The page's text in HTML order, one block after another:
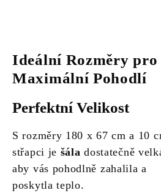
Ideální Rozměry pro
Maximální Pohodlí
Perfektní Velikost
S rozměry 180 x 67 cm a 10
střapci je šála dostatečně
aby vás pohodlně zahalila a
poskytla teplo.